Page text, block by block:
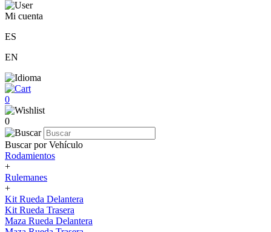
Mi cuenta
ES
EN
0
0
Buscar por Vehículo
Rodamientos
+
Rulemanes
+
Kit Rueda Delantera
Kit Rueda Trasera
Maza Rueda Delantera